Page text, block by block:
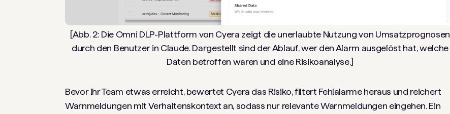
[Abb. 2: Die Omni DLP-Plattform von Cyera zeigt die unerlaubte Nutzung von Umsatzprognosen
durch den Benutzer in Claude. Dargestellt sind der Ablauf, wer den Alarm ausgelöst hat, welche
Daten betroffen waren und eine Risikoanalyse.]
Bevor Ihr Team etwas erreicht, bewertet Cyera das Risiko, filtert Fehlalarme heraus und reichert
Warnmeldungen mit Verhaltenskontext an, sodass nur relevante Warnmeldungen eingehen. Ein